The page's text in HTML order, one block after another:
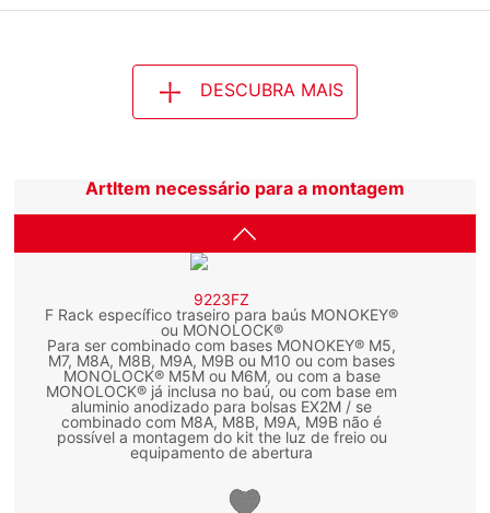
DESCUBRA MAIS
ArtItem necessário para a montagem
9223FZ
F Rack específico traseiro para baús MONOKEY®
ou MONOLOCK®
Para ser combinado com bases MONOKEY® M5,
M7, M8A, M8B, M9A, M9B ou M10 ou com bases
MONOLOCK® M5M ou M6M, ou com a base
MONOLOCK® já inclusa no baú, ou com base em
aluminio anodizado para bolsas EX2M / se
combinado com M8A, M8B, M9A, M9B não é
possível a montagem do kit the luz de freio ou
equipamento de abertura